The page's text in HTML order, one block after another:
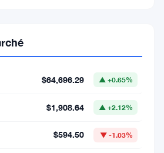
$64,696.29 ▲ +0.65%
$1,908.64 ▲ +2.12%
$594.50 ▼ -1.03%